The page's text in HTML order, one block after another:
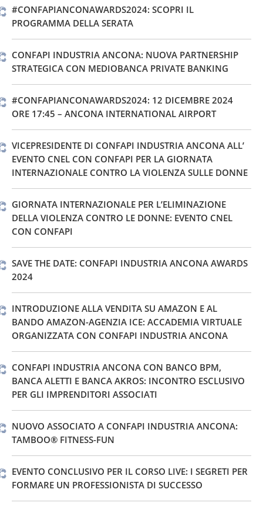
#CONFAPIANCONAWARDS2024: SCOPRI IL
PROGRAMMA DELLA SERATA
CONFAPI INDUSTRIA ANCONA: NUOVA PARTNERSHIP
STRATEGICA CON MEDIOBANCA PRIVATE BANKING
#CONFAPIANCONAWARDS2024: 12 DICEMBRE 2024
ORE 17:45 – ANCONA INTERNATIONAL AIRPORT
VICEPRESIDENTE DI CONFAPI INDUSTRIA ANCONA ALL’
EVENTO CNEL CON CONFAPI PER LA GIORNATA
INTERNAZIONALE CONTRO LA VIOLENZA SULLE DONNE
GIORNATA INTERNAZIONALE PER L’ELIMINAZIONE
DELLA VIOLENZA CONTRO LE DONNE: EVENTO CNEL
CON CONFAPI
SAVE THE DATE: CONFAPI INDUSTRIA ANCONA AWARDS
2024
INTRODUZIONE ALLA VENDITA SU AMAZON E AL
BANDO AMAZON-AGENZIA ICE: ACCADEMIA VIRTUALE
ORGANIZZATA CON CONFAPI INDUSTRIA ANCONA
CONFAPI INDUSTRIA ANCONA CON BANCO BPM,
BANCA ALETTI E BANCA AKROS: INCONTRO ESCLUSIVO
PER GLI IMPRENDITORI ASSOCIATI
NUOVO ASSOCIATO A CONFAPI INDUSTRIA ANCONA:
TAMBOO® FITNESS-FUN
EVENTO CONCLUSIVO PER IL CORSO LIVE: I SEGRETI PER
FORMARE UN PROFESSIONISTA DI SUCCESSO